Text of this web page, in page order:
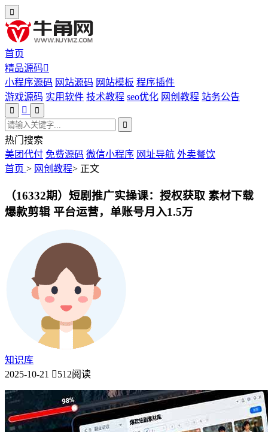
首页
精品源码
小程序源码 网站源码 网站模板 程序插件
游戏源码 实用软件 技术教程 seo优化 网创教程 站务公告
热门搜索
美团代付 免费源码 微信小程序 网址导航 外卖餐饮
首页 > 网创教程> 正文
（16332期）短剧推广实操课：授权获取 素材下载
爆款剪辑 平台运营，单账号月入1.5万
知识库
2025-10-21
512阅读